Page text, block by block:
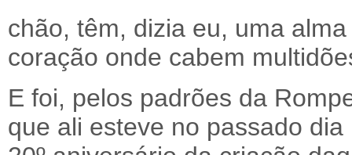
chão, têm, dizia eu, uma
coração onde cabem
E foi, pelos padrões da
que ali esteve no passado